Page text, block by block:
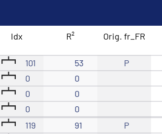
Idx R² Orig. fr_FR
101 53
P
0
0
0
0
0 0
119 91
P